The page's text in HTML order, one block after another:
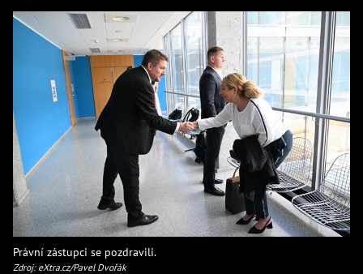
Právní zástupci se pozdravili.
Zdroj: eXtra.cz/Pavel Dvořák